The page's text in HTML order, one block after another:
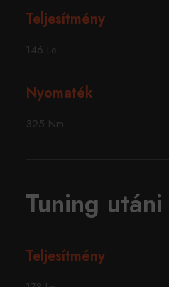
Teljesítmény
146 Le
Nyomaték
325 Nm
Tuning
Teljesítmény